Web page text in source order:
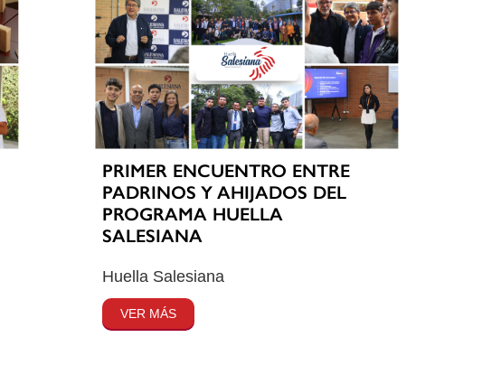
PRIMER ENCUENTRO ENTRE
PADRINOS Y AHIJADOS DEL
PROGRAMA HUELLA
SALESIANA
Huella Salesiana
VER MÁS